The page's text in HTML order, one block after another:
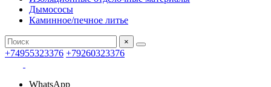
Дымососы
Каминное/печное литье
×
+74955323376 +79260323376
WhatsApp